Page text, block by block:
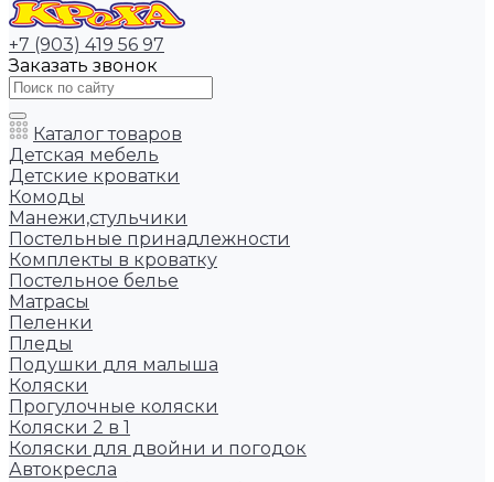
+7 (903) 419 56 97
Заказать звонок
Каталог товаров
Детская мебель
Детские кроватки
Комоды
Манежи,стульчики
Постельные принадлежности
Комплекты в кроватку
Постельное белье
Матрасы
Пеленки
Пледы
Подушки для малыша
Коляски
Прогулочные коляски
Коляски 2 в 1
Коляски для двойни и погодок
Автокресла